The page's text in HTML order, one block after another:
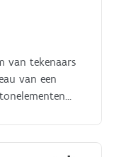
het
van tekenaars
van een